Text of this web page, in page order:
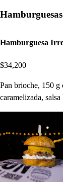
Hamburguesa
$34,200
Pan brioche, 150 g
caramelizada,